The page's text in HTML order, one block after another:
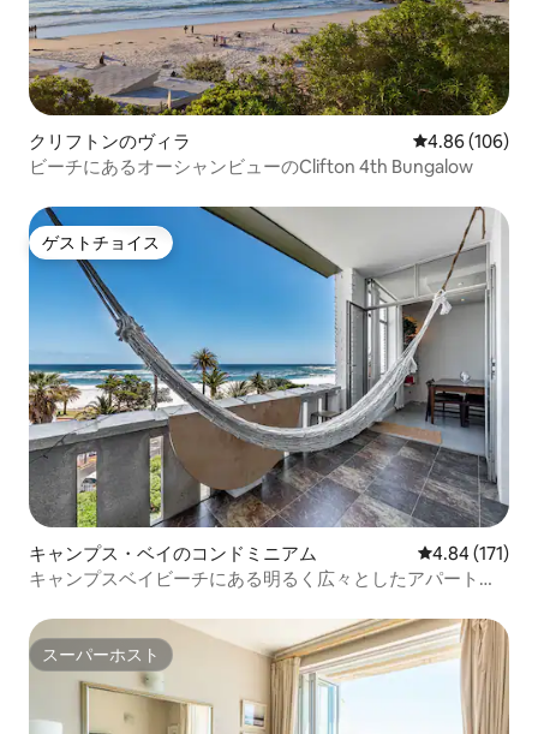
が観光客を魅了します。 通りにある高評
価のレストランでお楽しみください。 リ
ラックスして日光浴をしたい場合は、キ
ャンプベイエリア内を歩くのが簡単で
す。 ケープタウンの他の美しいスポット
をすべて探索したい場合は、レンタカー
をご利用いただくことをおすすめしま
す。 これも非常に簡単で、空港で、また
ケープタウンにはMycitiバスと呼ばれる信
頼できるバスシステムもあります。 Wi-Fi
バスタオル ビーチタオル ヘアドライヤー
（すべて込み） ご到着時に20,000.00ラ
ンドの破損保証金の署名が必要となりま
すのでご留意ください。 このためには、
MasterカードまたはVisaクレジットカー
ドが必要です。 デビットカードはご利用
いただけません。 このヴィラは宿泊専用
であり、イベント会場は許可されていま
せんのでご注意ください。 1年の特定の時
期には最低宿泊日数が設定されていま
す。お問い合わせいただければアドバイ
スいたします。
クリフトンのヴィラ レビュー106
4.86 (106)
ビーチにあるオーシャンビューのClifton 4th Bungalow
ゲストチョイス
ゲストチョイス
キャンプス・ベイのコンドミニアム レビュー171
4.84 (171)
キャンプスベイビーチにある明るく広々としたアパートで
スーパーホスト
スーパーホスト